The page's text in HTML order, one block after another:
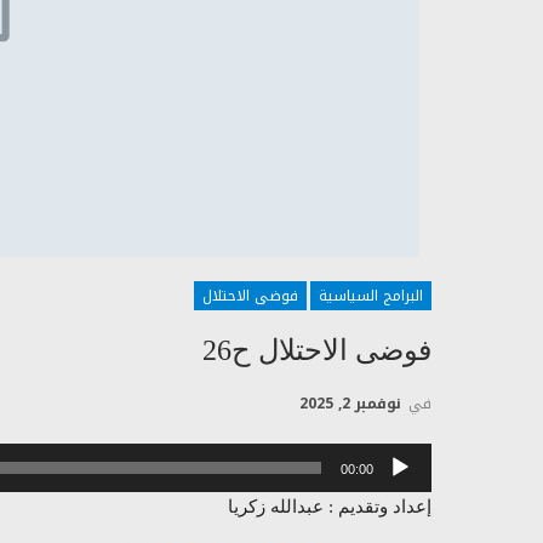
البرامج السياسية فوضى الاحتلال
فوضى الاحتلال ح26
في نوفمبر 2, 2025
مشغل
00:00
إعداد وتقديم : عبدالله زكريا